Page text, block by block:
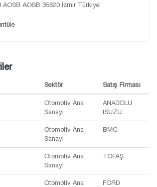
AOSB AOSB 35620 İzmir Türkiye
Sektör Satış Firması
Otomotiv Ana
Sanayi
ANADOLU
ISUZU
Otomotiv Ana
Sanayi
BMC
Otomotiv Ana
Sanayi
TOFAŞ
Otomotiv Ana
FORD